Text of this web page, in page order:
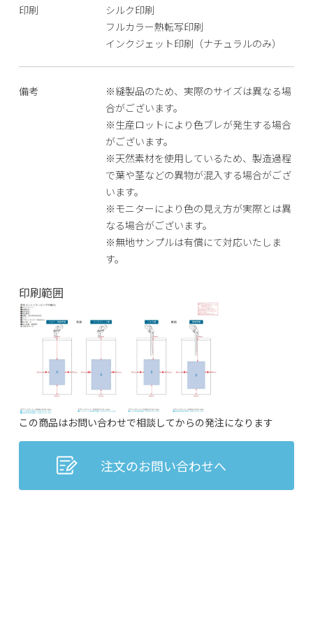
印刷
シルク印刷
フルカラー熱転写印刷
インクジェット印刷（ナチュラルのみ）
備考
※縫製品のため、実際のサイズは異なる場
合がございます。
※生産ロットにより色ブレが発生する場合
がございます。
※天然素材を使用しているため、製造過程
で葉や茎などの異物が混入する場合がござ
います。
※モニターにより色の見え方が実際とは異
なる場合がございます。
※無地サンプルは有償にて対応いたしま
す。
印刷範囲
この商品はお問い合わせで相談してからの発注になります
注文のお問い合わせへ